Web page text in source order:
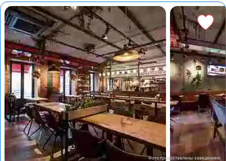
Фото предоставлены заведением